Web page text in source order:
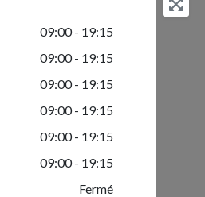
09:00 - 19:15
09:00 - 19:15
09:00 - 19:15
09:00 - 19:15
09:00 - 19:15
09:00 - 19:15
Fermé